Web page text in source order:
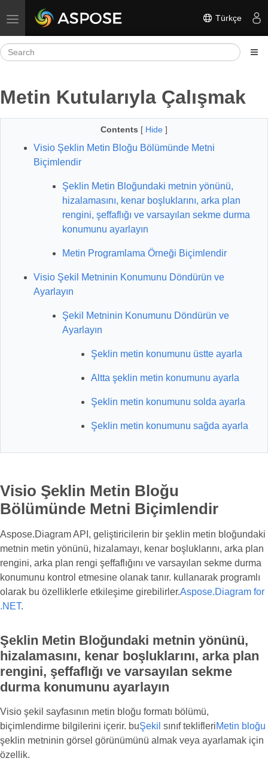
Toggle navigation Türkçe
Metin Kutularıyla Çalışmak
Contents [ Hide ]
Visio Şeklin Metin Bloğu Bölümünde Metni
Biçimlendir
Şeklin Metin Bloğundaki metnin yönünü,
hizalamasını, kenar boşluklarını, arka plan
rengini, şeffaflığı ve varsayılan sekme durma
konumunu ayarlayın
Metin Programlama Örneği Biçimlendir
Visio Şekil Metninin Konumunu Döndürün ve
Ayarlayın
Şekil Metninin Konumunu Döndürün ve
Ayarlayın
Şeklin metin konumunu üstte ayarla
Altta şeklin metin konumunu ayarla
Şeklin metin konumunu solda ayarla
Şeklin metin konumunu sağda ayarla
Visio Şeklin Metin Bloğu
Bölümünde Metni Biçimlendir
Aspose.Diagram API, geliştiricilerin bir şeklin metin bloğundaki
metnin metin yönünü, hizalamayı, kenar boşluklarını, arka plan
rengini, arka plan rengi şeffaflığını ve varsayılan sekme durma
konumunu kontrol etmesine olanak tanır. kullanarak programlı
olarak bu özelliklerle etkileşime girebilirler.Aspose.Diagram for
.NET.
Şeklin Metin Bloğundaki metnin yönünü,
hizalamasını, kenar boşluklarını, arka plan
rengini, şeffaflığı ve varsayılan sekme
durma konumunu ayarlayın
Visio şekil sayfasının metin bloğu formatı bölümü,
biçimlendirme bilgilerini içerir. buŞekil sınıf teklifleriMetin bloğu
şeklin metninin görsel görünümünü almak veya ayarlamak için
özellik.